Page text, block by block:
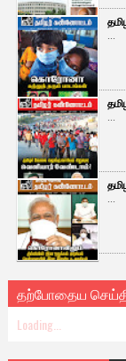
...
...
...
தற்போதைய
Loading...